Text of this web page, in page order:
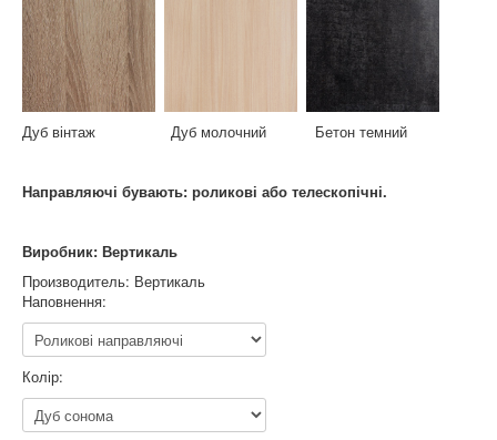
Дуб вінтаж Дуб молочний Бетон темний
Направляючі бувають: роликові або телескопічні.
Виробник: Вертикаль
Производитель: Вертикаль
Наповнення:
Колір: